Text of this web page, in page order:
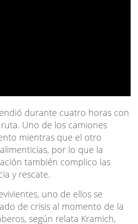
durante cuatro horas con
Uno de los camiones
mientras que el otro
por lo que la
también complico las
y rescate.
uno de ellos se
de crisis al momento de la
según relata Kramich,